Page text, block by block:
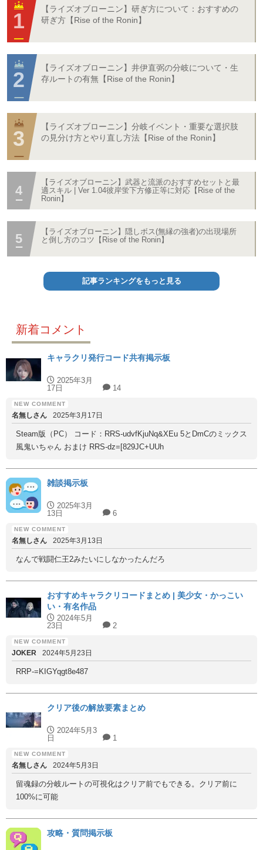
【ライズオブローニン】研ぎ方について：おすすめの
研ぎ方【Rise of the Ronin】
【ライズオブローニン】井伊直弼の分岐について・生
存ルートの有無【Rise of the Ronin】
【ライズオブローニン】分岐イベント・重要な選択肢
の見分け方とやり直し方法【Rise of the Ronin】
【ライズオブローニン】武器と流派のおすすめセットと最
適スキル | Ver 1.04彼岸蛍下方修正等に対応【Rise of the
Ronin】
【ライズオブローニン】隠しボス(無縁の強者)の出現場所
と倒し方のコツ【Rise of the Ronin】
記事ランキングをもっと見る
新着コメント
キャラクリ発行コード共有掲示板
2025年3月
17日
14
名無しさん 2025年3月17日
Steam版（PC） コード：RRS-udvfKjuNq&XEu 5とDmCのミックス
風鬼いちゃん おまけ RRS-dz=[829JC+UUh
雑談掲示板
2025年3月
13日
6
名無しさん 2025年3月13日
なんで戦闘仁王2みたいにしなかったんだろ
おすすめキャラクリコードまとめ | 美少女・かっこい
い・有名作品
2024年5月
23日
2
JOKER 2024年5月23日
RRP-=KIGYqgt8e487
クリア後の解放要素まとめ
2024年5月3
日
1
名無しさん 2024年5月3日
留魂録の分岐ルートの可視化はクリア前でもできる。クリア前に
100%に可能
攻略・質問掲示板